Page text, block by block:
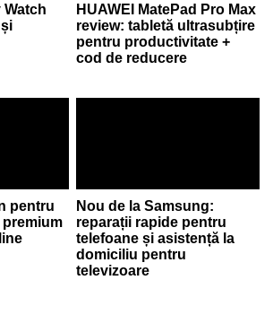
Watch
HUAWEI MatePad Pro Max
review: tabletă ultrasubțire
pentru productivitate +
cod de reducere
pentru
premium
Nou de la Samsung:
reparații rapide pentru
telefoane și asistență la
domiciliu pentru
televizoare